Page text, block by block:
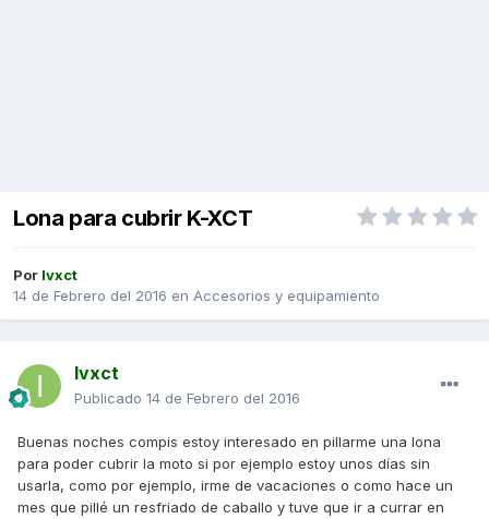
Lona para cubrir K-XCT
Por Ivxct
14 de Febrero del 2016 en Accesorios y equipamiento
Ivxct
Publicado 14 de Febrero del 2016
Buenas noches compis estoy interesado en pillarme una lona
para poder cubrir la moto si por ejemplo estoy unos días sin
usarla, como por ejemplo, irme de vacaciones o como hace un
mes que pillé un resfriado de caballo y tuve que ir a currar en